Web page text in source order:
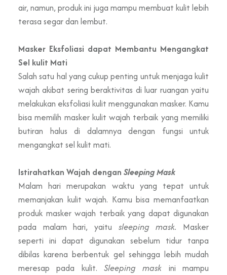
air, namun, produk ini juga mampu membuat kulit lebih
terasa segar dan lembut.
Masker Eksfoliasi dapat Membantu Mengangkat
Sel kulit Mati
Salah satu hal yang cukup penting untuk menjaga kulit
wajah akibat sering beraktivitas di luar ruangan yaitu
melakukan eksfoliasi kulit menggunakan masker. Kamu
bisa memilih masker kulit wajah terbaik yang memiliki
butiran halus di dalamnya dengan fungsi untuk
mengangkat sel kulit mati.
Istirahatkan Wajah dengan Sleeping Mask
Malam hari merupakan waktu yang tepat untuk
memanjakan kulit wajah. Kamu bisa memanfaatkan
produk masker wajah terbaik yang dapat digunakan
pada malam hari, yaitu sleeping mask. Masker
seperti ini dapat digunakan sebelum tidur tanpa
dibilas karena berbentuk gel sehingga lebih mudah
meresap pada kulit. Sleeping mask ini mampu